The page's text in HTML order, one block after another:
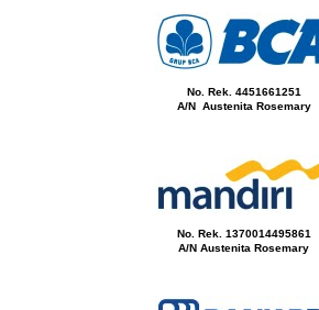
No. Rek. 4451661251
A/N Austenita Rosemary
No. Rek. 1370014495861
A/N Austenita Rosemary